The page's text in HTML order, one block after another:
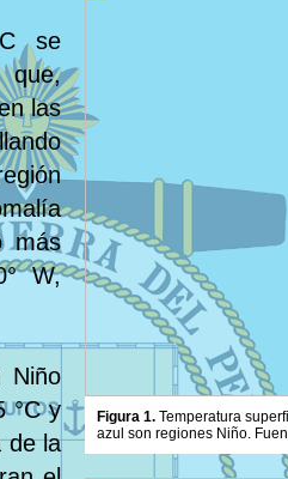
se
que,
las
más
W,
Niño
°C y
de la
Figura 1. Temperatura
azul son regiones Niño.